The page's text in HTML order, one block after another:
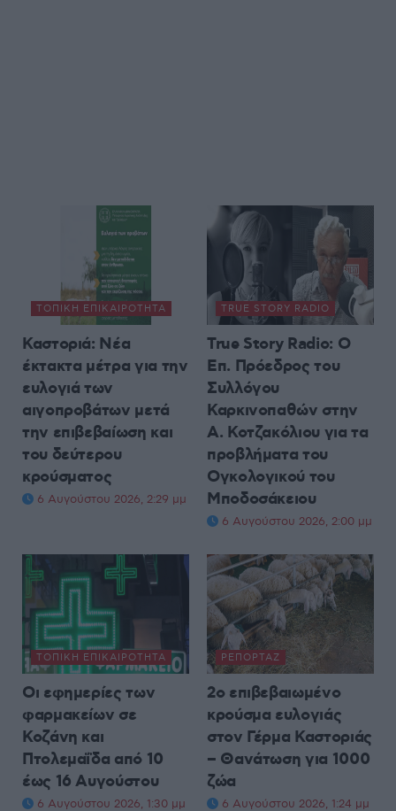
ΤΟΠΙΚΉ ΕΠΙΚΑΙΡΌΤΗΤΑ
Καστοριά: Νέα
έκτακτα μέτρα για την
ευλογιά των
αιγοπροβάτων μετά
την επιβεβαίωση και
του δεύτερου
κρούσματος
6 Αυγούστου 2026, 2:29 μμ
TRUE STORY RADIO
True Story Radio: Ο
Επ. Πρόεδρος του
Συλλόγου
Καρκινοπαθών στην
Α. Κοτζακόλιου για τα
προβλήματα του
Ογκολογικού του
Μποδοσάκειου
6 Αυγούστου 2026, 2:00 μμ
ΤΟΠΙΚΉ ΕΠΙΚΑΙΡΌΤΗΤΑ
Οι εφημερίες των
φαρμακείων σε
Κοζάνη και
Πτολεμαΐδα από 10
έως 16 Αυγούστου
6 Αυγούστου 2026, 1:30 μμ
ΡΕΠΟΡΤΆΖ
2ο επιβεβαιωμένο
κρούσμα ευλογιάς
στον Γέρμα Καστοριάς
– Θανάτωση για 1000
ζώα
6 Αυγούστου 2026, 1:24 μμ